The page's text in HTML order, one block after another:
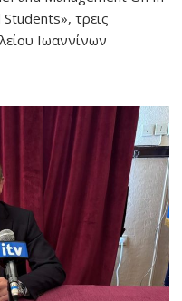
τρεις
Ιωαννίνων